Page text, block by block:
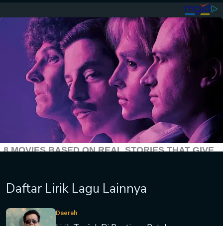
Daftar Lirik Lagu Lainnya
Daerah